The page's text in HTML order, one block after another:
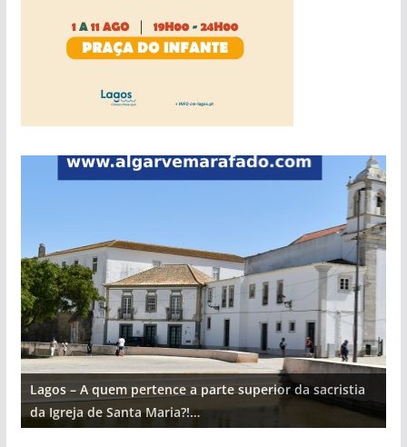
Lagos – A quem pertence a parte superior da sacristia
da Igreja de Santa Maria?!…